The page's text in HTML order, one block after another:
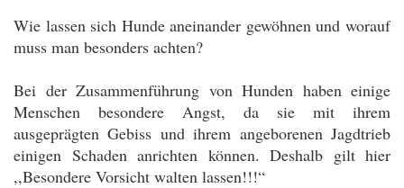
Wie lassen sich Hunde aneinander gewöhnen und worauf
muss man besonders achten?
Bei der Zusammenführung von Hunden haben einige
Menschen besondere Angst, da sie mit ihrem
ausgeprägten Gebiss und ihrem angeborenen Jagdtrieb
einigen Schaden anrichten können. Deshalb gilt hier
,,Besondere Vorsicht walten lassen!!!“